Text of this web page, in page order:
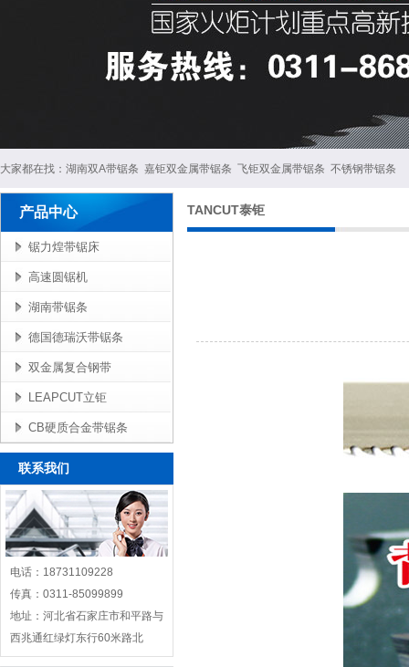
大家都在找： 湖南双A带锯条 嘉钜双金属带锯条 飞钜双金属带锯条 不锈钢带锯条
产品中心
锯力煌带锯床
高速圆锯机
湖南带锯条
德国德瑞沃带锯条
双金属复合钢带
LEAPCUT立钜
CB硬质合金带锯条
联系我们
电话：18731109228
传真：0311-85099899
地址：河北省石家庄市和平路与
西兆通红绿灯东行60米路北
TANCUT泰钜